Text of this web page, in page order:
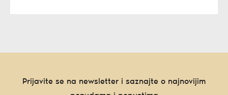
Prijavite se na newsletter i saznajte o najnovijim